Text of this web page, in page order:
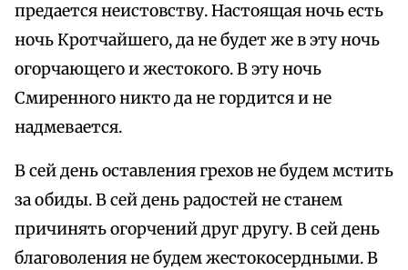
предается неистовству. Настоящая ночь есть
ночь Кротчайшего, да не будет же в эту ночь
огорчающего и жестокого. В эту ночь
Смиренного никто да не гордится и не
надмевается.
В сей день оставления грехов не будем мстить
за обиды. В сей день радостей не станем
причинять огорчений друг другу. В сей день
благоволения не будем жестокосердными. В